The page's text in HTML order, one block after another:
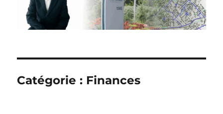
Catégorie : Finances